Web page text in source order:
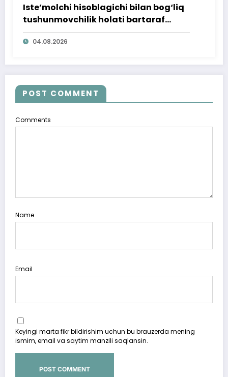
Iste’molchi hisoblagichi bilan bog‘liq
tushunmovchilik holati bartaraf
qilindi
04.08.2026
POST COMMENT
Comments
Name
Email
Keyingi marta fikr bildirishim uchun bu brauzerda mening
ismim, email va saytim manzili saqlansin.